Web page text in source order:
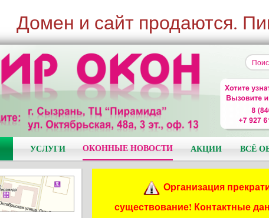
Домен и сайт продаются.
УСЛУГИ ОКОННЫЕ НОВОСТИ АКЦИИ ВСЁ
Организация
существование! Контактные